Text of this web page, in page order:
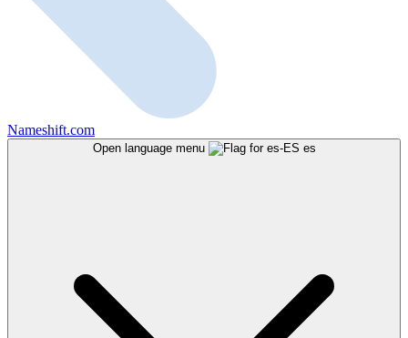
Nameshift.com
Open language menu es